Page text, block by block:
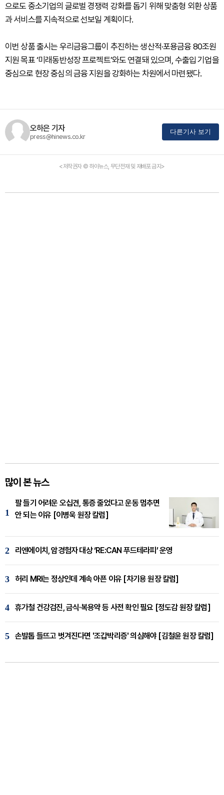
으로도 중소기업의 글로벌 경쟁력 강화를 돕기 위해 맞춤형 외환 상품
과 서비스를 지속적으로 선보일 계획이다.
이번 상품 출시는 우리금융그룹이 추진하는 생산적·포용금융 80조원
지원 목표 ‘미래동반성장 프로젝트’와도 연결돼 있으며, 수출입 기업을
중심으로 현장 중심의 금융 지원을 강화하는 차원에서 마련됐다.
오하은 기자
press@hinews.co.kr
다른기사 보기
<저작권자 © 하이뉴스, 무단전재 및 재배포 금지>
많이 본 뉴스
1
팔 들기 어려운 오십견, 통증 줄었다고 운동 멈추면
안 되는 이유 [이병욱 원장 칼럼]
2 리엔에이치, 암경험자 대상 ‘RE:CAN 푸드테라피’ 운영
3 허리 MRI는 정상인데 계속 아픈 이유 [차기용 원장 칼럼]
4 휴가철 건강검진, 금식·복용약 등 사전 확인 필요 [정도감 원장 칼럼]
5 손발톱 들뜨고 벗겨진다면 '조갑박리증' 의심해야 [김철윤 원장 칼럼]